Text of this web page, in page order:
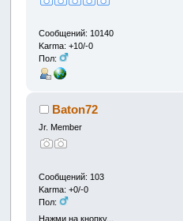
Сообщений: 10140
Karma: +10/-0
Пол:
Baton72
Jr. Member
Сообщений: 103
Karma: +0/-0
Пол:
Нажми на кнопку...